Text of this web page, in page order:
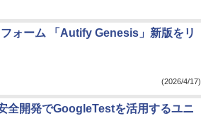
ォーム 「Autify Genesis」新版をリ
(2026/4/17)
全開発でGoogleTestを活用するユニ